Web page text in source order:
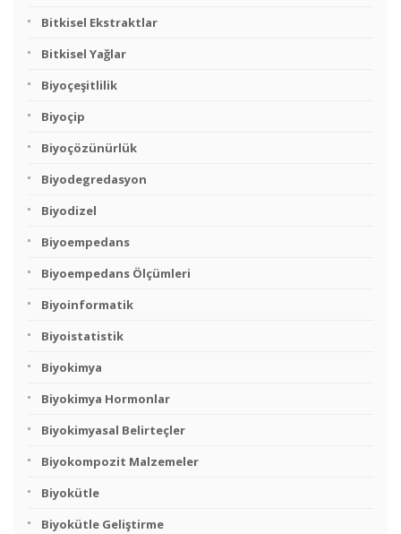
Bitkisel Ekstraktlar
Bitkisel Yağlar
Biyoçeşitlilik
Biyoçip
Biyoçözünürlük
Biyodegredasyon
Biyodizel
Biyoempedans
Biyoempedans Ölçümleri
Biyoinformatik
Biyoistatistik
Biyokimya
Biyokimya Hormonlar
Biyokimyasal Belirteçler
Biyokompozit Malzemeler
Biyokütle
Biyokütle Geliştirme